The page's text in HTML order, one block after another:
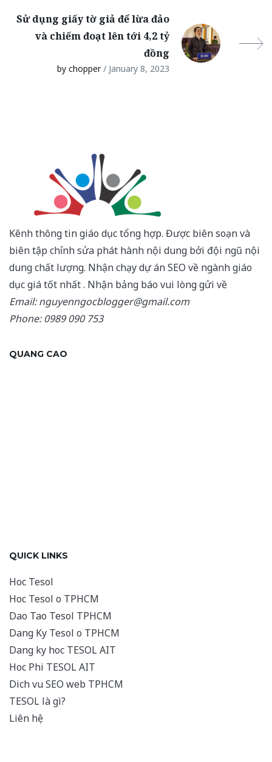
Sử dụng giấy tờ giả để lừa đảo
và chiếm đoạt lên tới 4,2 tỷ
đồng
by chopper/ January 8, 2023
Kênh thông tin giáo dục tổng hợp. Được biên soạn và
biên tập chỉnh sửa phát hành nội dung bởi đội ngũ nội
dung chất lượng. Nhận chạy dự án SEO về ngành giáo
dục giá tốt nhất . Nhận bảng báo vui lòng gửi về
Email: nguyenngocblogger@gmail.com
Phone: 0989 090 753
QUANG CAO
QUICK LINKS
Hoc Tesol
Hoc Tesol o TPHCM
Dao Tao Tesol TPHCM
Dang Ky Tesol o TPHCM
Dang ky hoc TESOL AIT
Hoc Phi TESOL AIT
Dich vu SEO web TPHCM
TESOL là gì?
Liên hệ